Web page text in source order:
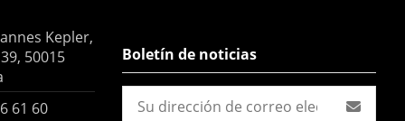
Kepler,
50015
61 60
Boletín de noticias